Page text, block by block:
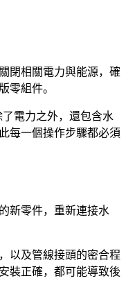
閉相關電力與能源，確
零組件。
電力之外，還包含水
每一個操作步驟都必須
新零件，重新連接水
以及管線接頭的密合程
裝正確，都可能導致後